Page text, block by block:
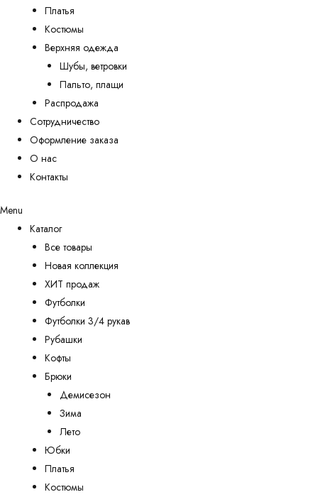
Платья
Костюмы
Верхняя одежда
Шубы, ветровки
Пальто, плащи
Распродажа
Сотрудничество
Оформление заказа
О нас
Контакты
Menu
Каталог
Все товары
Новая коллекция
ХИТ продаж
Футболки
Футболки 3/4 рукав
Рубашки
Кофты
Брюки
Демисезон
Зима
Лето
Юбки
Платья
Костюмы